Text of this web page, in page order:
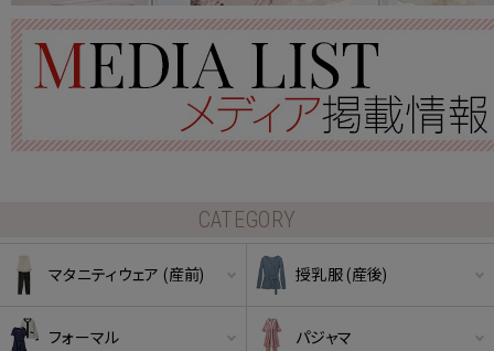
CATEGORY
マタニティウェア (産前) 授乳服 (産後)
フォーマル パジャマ